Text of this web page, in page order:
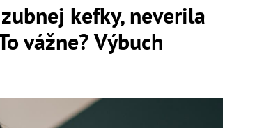
kefky, neverila
vážne? Výbuch